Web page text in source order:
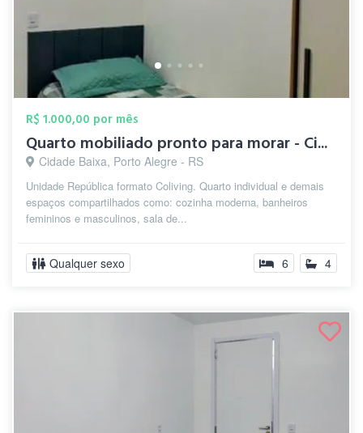
R$ 1.000,00 por mês
Quarto mobiliado pronto para morar - Ci...
Cidade Baixa, Porto Alegre - RS
Unidade República formato Coliving. Quarto individual e demais
espaços compartilhados como: cozinha moderna, banheiros
femininos e masculinos, sala de...
Qualquer sexo 6 4